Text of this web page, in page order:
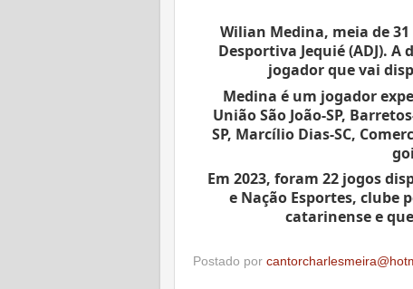
Wilian Medina, meia de
Desportiva Jequié (ADJ).
jogador que vai
Medina é um jogador
União São João-SP,
SP, Marcílio Dias-SC,
Em 2023, foram 22 jogos
e Nação Esportes, clube
catarinense e
Postado por